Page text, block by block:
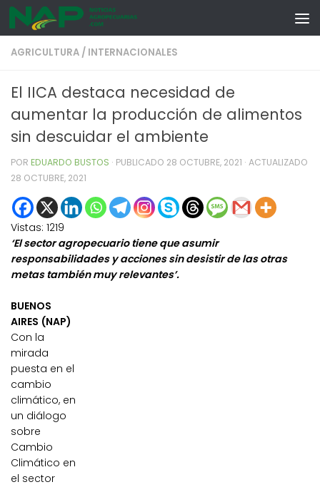
Skip to content
AGRICULTURA / INTERNACIONALES
El IICA destaca necesidad de
aumentar la producción de alimentos
sin descuidar el ambiente
POR EDUARDO BUSTOS · PUBLICADO 28 OCTUBRE, 2021 · ACTUALIZADO
28 OCTUBRE, 2021
Vistas: 1219
‘El sector agropecuario tiene que asumir
responsabilidades y acciones sin desistir de las otras
metas también muy relevantes’.
BUENOS
AIRES (NAP)
Con la
mirada
puesta en el
cambio
climático, en
un diálogo
sobre
Cambio
Climático en
el sector